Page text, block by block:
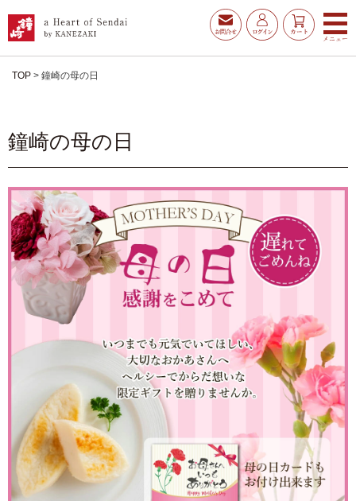
お得な夏ギフト 大漁旗特選詰合せ
お魚たんぱくわんぱくセ
ット
お誕生日祝い・長寿祝い ごはんのおとも
晩酌のおとも
TOP 鐘崎の母の日
鐘崎の母の日